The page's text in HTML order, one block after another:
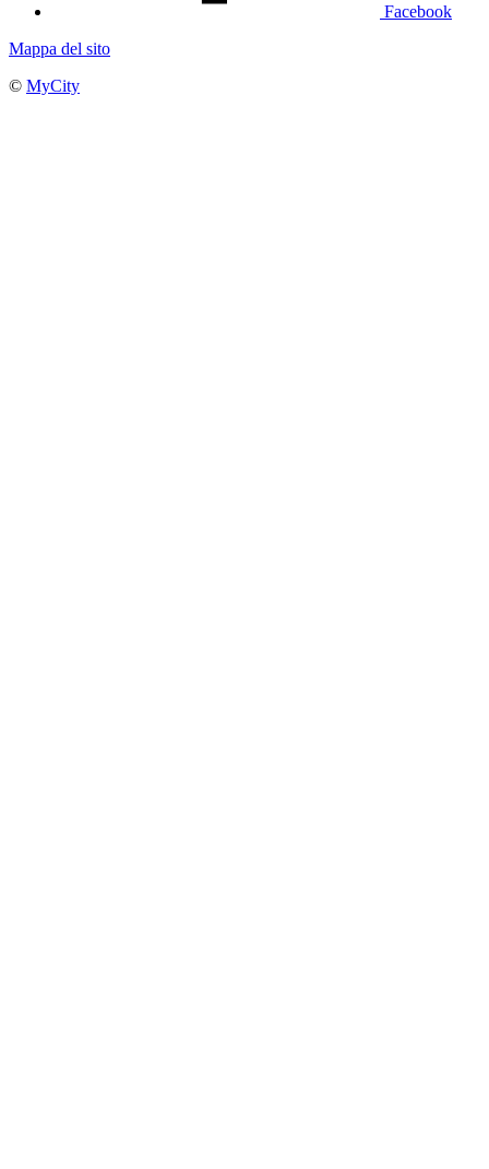
Facebook
Mappa del sito
© MyCity